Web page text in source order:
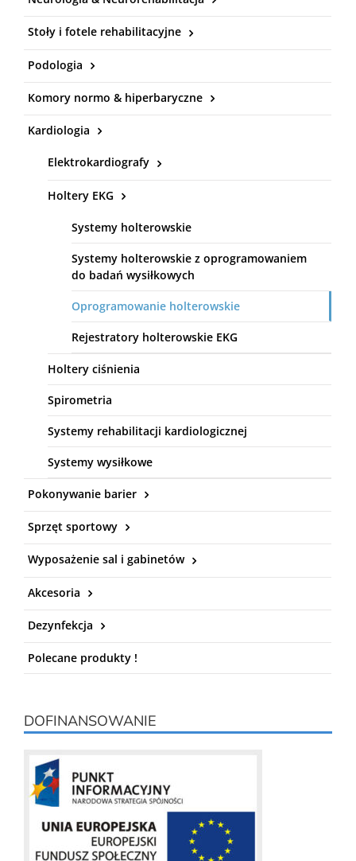
Stoły i fotele rehabilitacyjne
Podologia
Komory normo & hiperbaryczne
Kardiologia
Elektrokardiografy
Holtery EKG
Systemy holterowskie
Systemy holterowskie z oprogramowaniem
do badań wysiłkowych
Oprogramowanie holterowskie
Rejestratory holterowskie EKG
Holtery ciśnienia
Spirometria
Systemy rehabilitacji kardiologicznej
Systemy wysiłkowe
Pokonywanie barier
Sprzęt sportowy
Wyposażenie sal i gabinetów
Akcesoria
Dezynfekcja
Polecane produkty !
DOFINANSOWANIE